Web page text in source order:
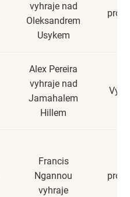
vyhraje nad
Oleksandrem
Usykem
Alex Pereira
vyhraje nad
Jamahalem
Hillem
Francis
Ngannou
vyhraje